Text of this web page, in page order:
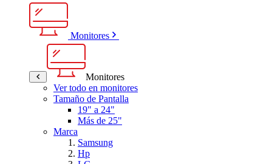
Monitores
Monitores
Ver todo en monitores
Tamaño de Pantalla
19" a 24"
Más de 25"
Marca
Samsung
Hp